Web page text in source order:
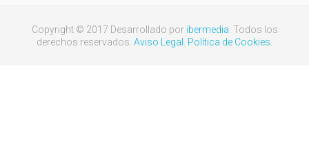
Copyright © 2017 Desarrollado por ibermedia . Todos los
derechos reservados. Aviso Legal. Política de Cookies.